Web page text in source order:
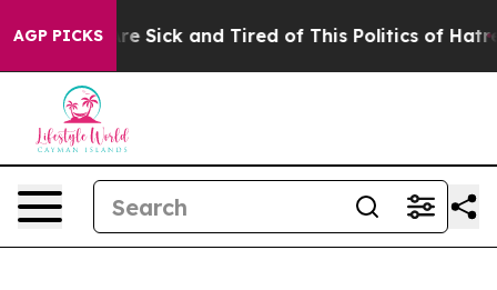
AGP PICKSAre Sick and Tired of This Politics of Hatred”